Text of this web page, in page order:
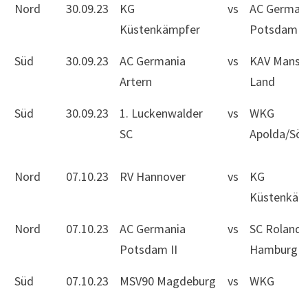
Nord 30.09.23
KG
Küstenkämpfer
vs
AC
Potsdam II
Süd
30.09.23
AC Germania
Artern
vs
KAV
Land
Süd
30.09.23
1. Luckenwalder
SC
vs
WKG
Apolda/
Nord 07.10.23 RV Hannover vs
KG
Nord
07.10.23
AC Germania
Potsdam II
vs
SC Roland
Hamburg
Süd
07.10.23 MSV90 Magdeburg vs
WKG